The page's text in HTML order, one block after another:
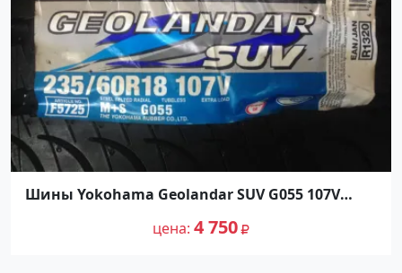
Шины Yokohama Geolandar SUV G055 107V
цена 4 750